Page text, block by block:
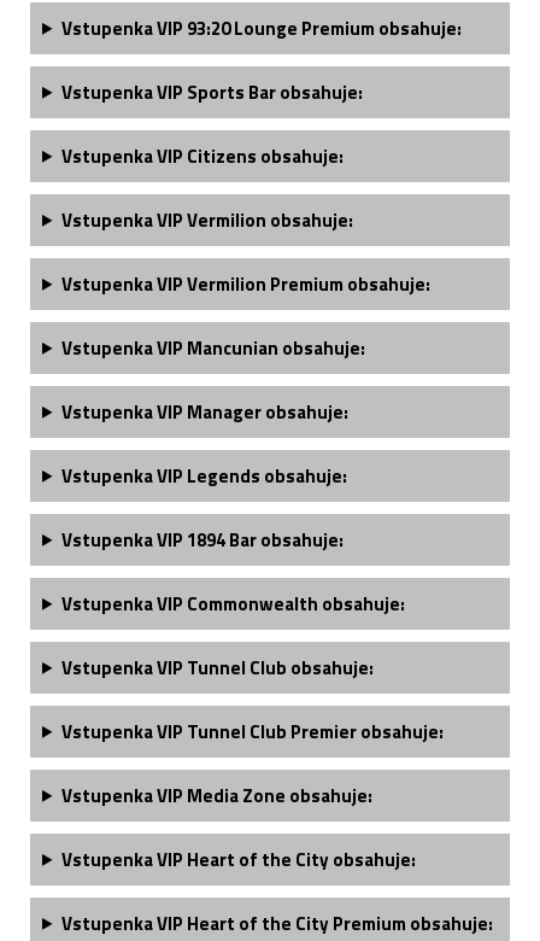
Vstupenka VIP 93:20 Lounge Premium obsahuje:
Vstupenka VIP Sports Bar obsahuje:
Vstupenka VIP Citizens obsahuje:
Vstupenka VIP Vermilion obsahuje:
Vstupenka VIP Vermilion Premium obsahuje:
Vstupenka VIP Mancunian obsahuje:
VstupenkaVIP Managerobsahuje:
VstupenkaVIP Legends obsahuje:
VstupenkaVIP 1894 Barobsahuje:
VstupenkaVIP Commonwealth obsahuje:
VstupenkaVIP Tunnel Club obsahuje:
VstupenkaVIP Tunnel Club Premier obsahuje:
VstupenkaVIP Media Zone obsahuje:
VstupenkaVIP Heart of the Cityobsahuje:
VstupenkaVIP Heart of the City Premium obsahuje: